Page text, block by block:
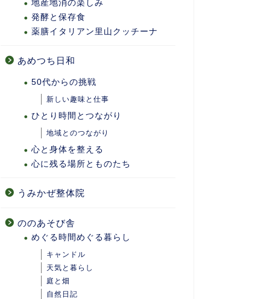
地産地消の楽しみ
発酵と保存食
薬膳イタリアン里山クッチーナ
あめつち日和
50代からの挑戦
新しい趣味と仕事
ひとり時間とつながり
地域とのつながり
心と身体を整える
心に残る場所とものたち
うみかぜ整体院
ののあそび舎
めぐる時間めぐる暮らし
キャンドル
天気と暮らし
庭と畑
自然日記